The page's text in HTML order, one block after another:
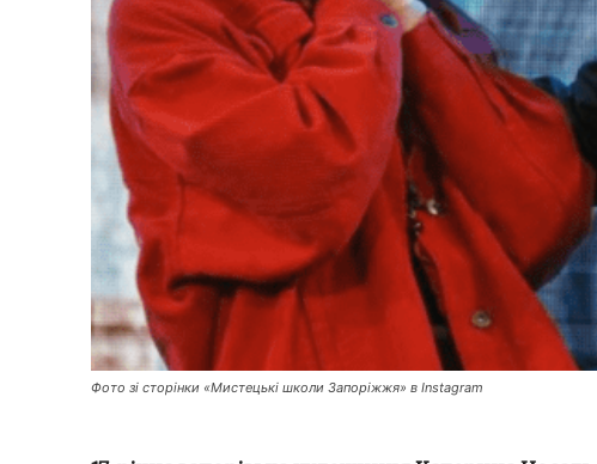
Фото зі сторінки «Мистецькі школи Запоріжжя» в Instagram